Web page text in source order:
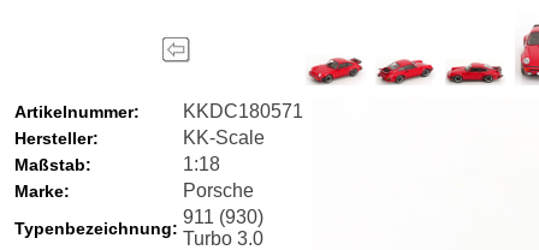
Artikelnummer: KKDC180571
Hersteller: KK-Scale
Maßstab: 1:18
Marke: Porsche
Typenbezeichnung:
911 (930)
Turbo 3.0